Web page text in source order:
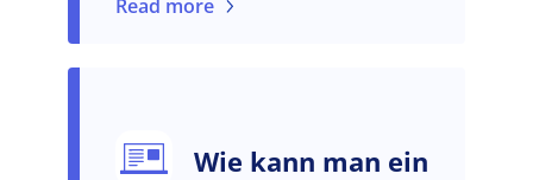
Read more
Wie kann man ein